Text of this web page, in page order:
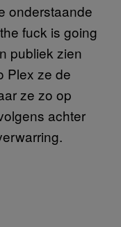
onderstaande
fuck is going
publiek zien
Plex ze de
ze zo op
achter